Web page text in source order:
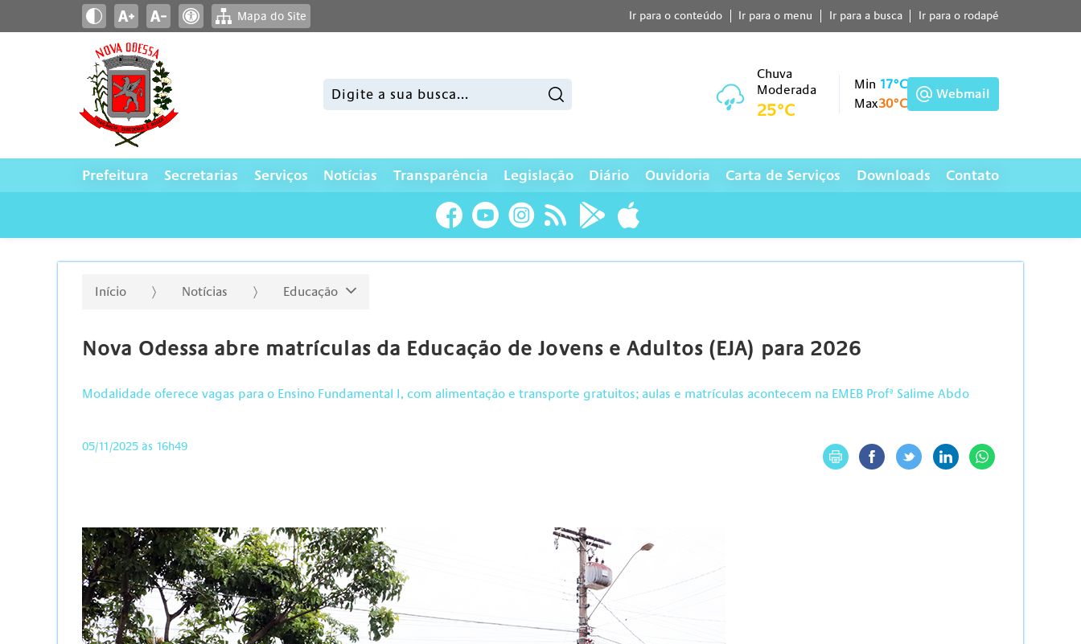
Mapa do Site Ir para o conteúdo Ir para o menu Ir para a busca Ir para o rodapé
Pesquisar:
Chuva
Moderada
25°C
Min 17°C
Max30°C
Webmail
Prefeitura Secretarias Serviços Notícias Transparência Legislação Diário Ouvidoria Carta de Serviços Downloads Contato
Início Notícias Educação
Nova Odessa abre matrículas da Educação de Jovens e Adultos (EJA) para 2026
Modalidade oferece vagas para o Ensino Fundamental I, com alimentação e transporte gratuitos; aulas e matrículas acontecem na EMEB Profª Salime Abdo
05/11/2025 às 16h49